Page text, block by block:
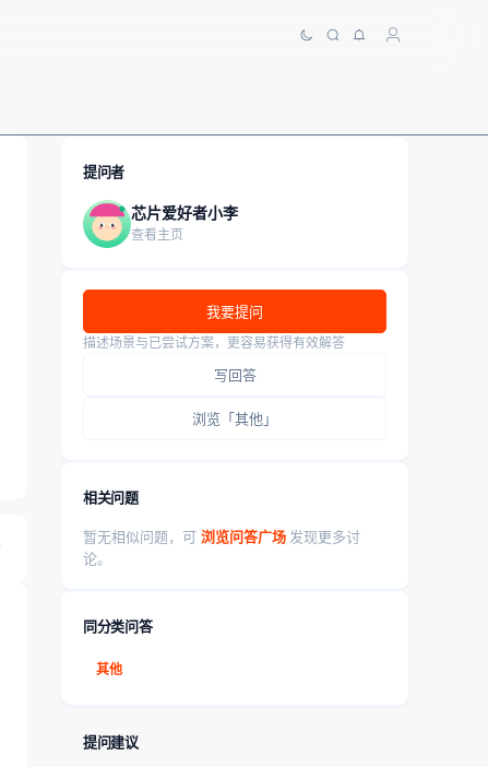
提问者
芯片爱好者小李
查看主页
我要提问
描述场景与已尝试方案，更容易获得有效解答
写回答
浏览「其他」
相关问题
暂无相似问题，可 浏览问答广场 发现更多讨
论。
同分类问答
其他
提问建议